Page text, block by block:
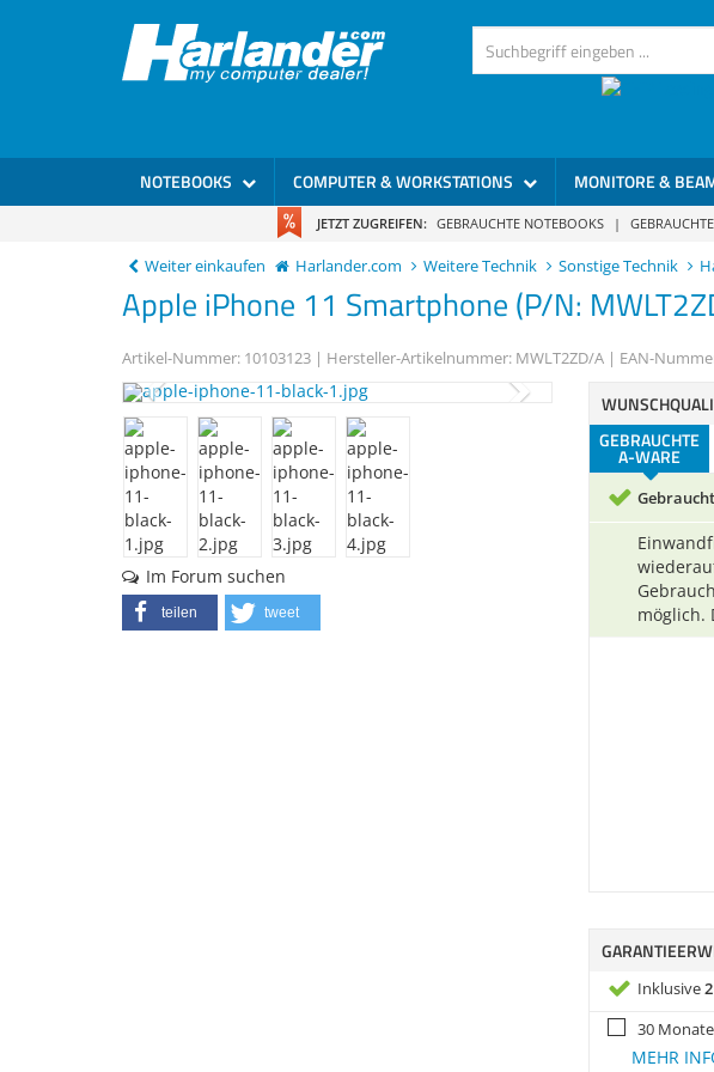
NOTEBOOKS COMPUTER & WORKSTATIONS MONITORE &
JETZT ZUGREIFEN: GEBRAUCHTE NOTEBOOKS |
Weiter einkaufen Harlander.com Weitere Technik Sonstige Technik
Apple iPhone 11 Smartphone (P/N:
Artikel-Nummer: 10103123 | Hersteller-Artikelnummer: MWLT2ZD/A | EAN-
Im Forum suchen
teilen tweet
GEBRAUCHTE
A-WARE
möglich.
Inklusive
30
MEHR